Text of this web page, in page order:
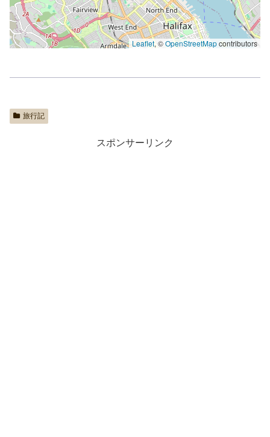
Leaflet, ©OpenStreetMapcontributors
旅行記
スポンサーリンク